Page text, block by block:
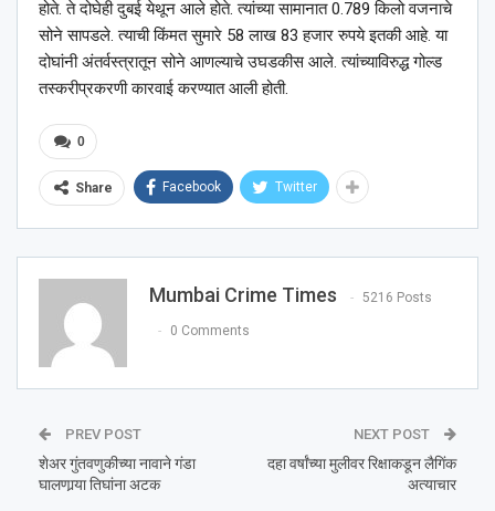
होते. ते दोघेही दुबई येथून आले होते. त्यांच्या सामानात 0.789 किलो वजनाचे
सोने सापडले. त्याची किंमत सुमारे 58 लाख 83 हजार रुपये इतकी आहे. या
दोघांनी अंतर्वस्त्रातून सोने आणल्याचे उघडकीस आले. त्यांच्याविरुद्ध गोल्ड
तस्करीप्रकरणी कारवाई करण्यात आली होती.
0
Share Facebook Twitter
Mumbai Crime Times 5216 Posts
0 Comments
PREV POST
शेअर गुंतवणुकीच्या नावाने गंडा
घालणार्‍या तिघांना अटक
NEXT POST
दहा वर्षांच्या मुलीवर रिक्षाकडून लैगिंक
अत्याचार